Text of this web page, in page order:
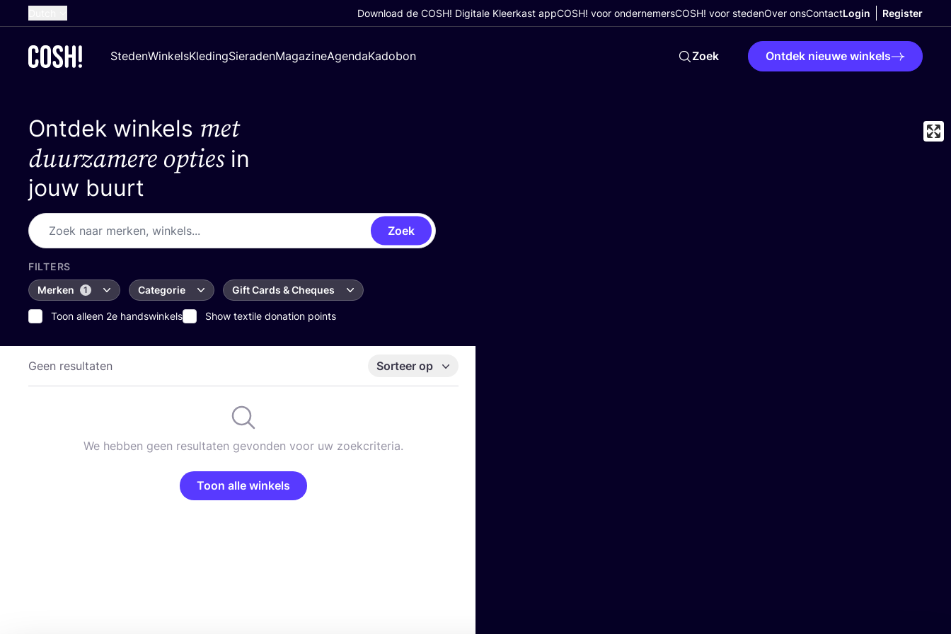
French
German
Croatian
Download de COSH! Digitale Kleerkast appCOSH! voor ondernemersCOSH! voor stedenOver onsContactLogin Register
StedenWinkelsKledingSieradenMagazineAgendaKadobon Zoek Ontdek nieuwe winkels
Ontdek winkels met
duurzamere optiesin
jouw buurt
Zoek
FILTERS
Merken
1 Categorie Gift Cards & Cheques
Toon alleen 2e handswinkels Show textile donation points
Geen resultaten Sorteer op
We hebben geen resultaten gevonden voor uw zoekcriteria.
Toon alle winkels